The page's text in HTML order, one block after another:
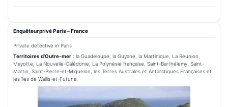
Enquêteur privé Paris – France
Private detective in Paris
Territoires d’Outre-mer : la Guadeloupe, la Guyane, la Martinique, La Réunion,
Mayotte, La Nouvelle-Calédonie, La Polynésie française, Saint-Barthélemy, Saint-
Martin, Saint-Pierre-et-Miquelon, les Terres Australes et Antarctiques Françaises et
les îles de Wallis-et-Futuna.